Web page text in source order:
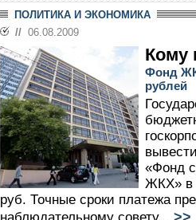
ПОЛИТИКА И ЭКОНОМИКА
// 06.08.2009
Кому
Фонд
рублей
«Фонд
ЖКХ» в
руб. Точные сроки платежа
>>